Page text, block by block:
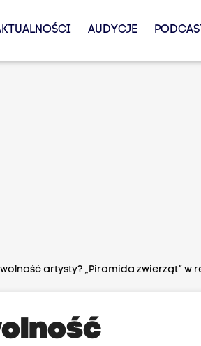
AUDYCJE
artysty? „Piramida zwierząt” w